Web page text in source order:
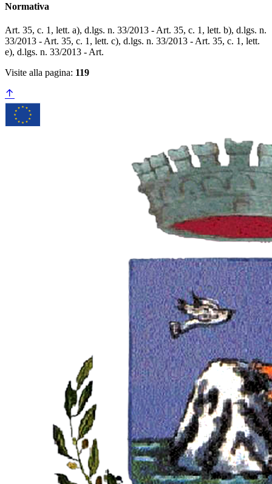
Normativa
Art. 35, c. 1, lett. a), d.lgs. n. 33/2013 - Art. 35, c. 1, lett. b), d.lgs. n.
33/2013 - Art. 35, c. 1, lett. c), d.lgs. n. 33/2013 - ​​​​​​​Art. 35, c. 1, lett.
e), d.lgs. n. 33/2013 - Art.
Visite alla pagina: 119